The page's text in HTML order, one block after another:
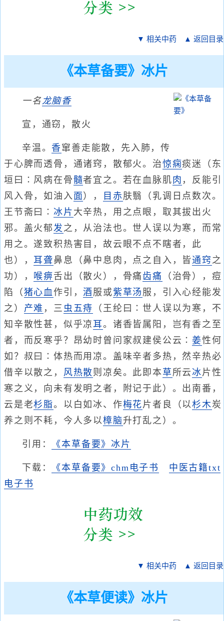
▼ 相关中药 ▲ 返回目录
《本草备要》冰片
一名龙脑香
宣，通窃，散火
辛温。 香窜善走能散，先入肺，传
于心脾而透骨，通诸窍，散郁火。治惊痫痰迷（东
垣曰∶风病在骨 髓者宜之。若在血脉肌 肉 ，反能引
风入骨，如油入面 ）， 目赤 肤翳（乳调日点数次。
王节斋曰∶ 冰片 大辛热，用之点眼，取其拔出火
邪。盖火郁发 之，从治法也。世人误以为寒，而常
用之。遂致积热害目，故云眼不点不瞎者，此
也）， 耳聋鼻息（鼻中息肉，点之自入，皆通窍 之
功）， 喉痹 舌出（散火），骨痛 齿痛
（治骨），痘
陷（ 猪心血作引，酒 服或紫草汤 服，引入心经能发
之） 产难 ，三 虫 五痔
（王纶曰∶世人误以为寒，不
知辛散性甚，似乎凉 耳。诸香皆属阳，岂有香之至
者，而反寒乎？昂幼时曾问家叔建侯公云∶姜性何
如？叔曰∶体热而用凉。盖味辛者多热，然辛热必
借辛以散之， 风热散则凉矣。此即本草 所云 冰片性
寒之义，向未有发明之者，附记于此）。出南番，
云是老杉 脂。以白如冰、作梅花片者良（以杉木炭
养之则不耗，今人多以樟脑 升打乱之）。
引用： 《本草备要》冰片
下载： 《本草备要》chm电子书
中医古籍txt
电子书
▼ 相关中药 ▲ 返回目录
《本草便读》冰片